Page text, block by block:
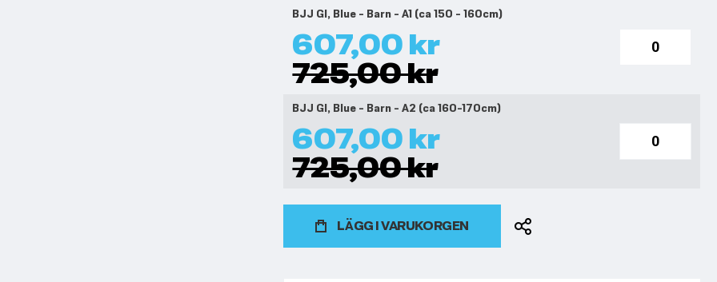
BJJ GI, Blue - Barn - A1 (ca 150 - 160cm)
607,00 kr
725,00 kr
BJJ GI, Blue - Barn - A2 (ca 160-170cm)
607,00 kr
725,00 kr
LÄGG I VARUKORGEN